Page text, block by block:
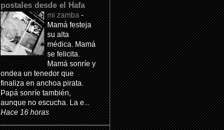
postales desde el Hafa
mi zamba-
Mamá festeja
su alta
médica. Mamá
se felicita.
Mamá sonríe y
ondea un tenedor que
finaliza en anchoa pirata.
Papá sonríe también,
aunque no escucha. La e...
Hace 16 horas